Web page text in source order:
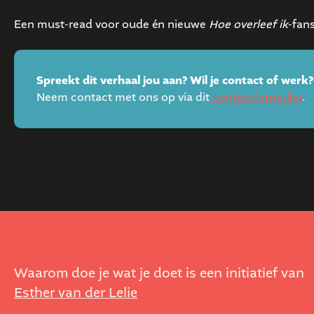
Een must-read voor oude én nieuwe Hoe overleef ik-
Spreekt dit verhaal jou aan? Wil je contact of werk?
Neem contact met ons op via ditcontactformulier.
Waarom doe je wat je doet is een initiatief van
Esther van der Lelie